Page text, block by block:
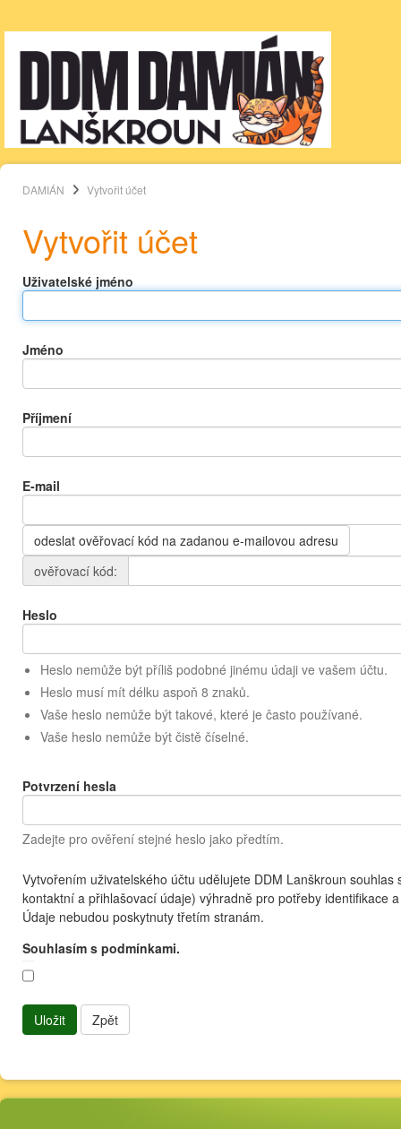
DAMIÁN Vytvořit účet
Vytvořit účet
Uživatelské jméno
Jméno
Příjmení
E-mail
odeslat ověřovací kód na zadanou e-mailovou adresu
ověřovací kód:
Heslo
Heslo nemůže být příliš podobné jinému údaji ve vašem účtu.
Heslo musí mít délku aspoň 8 znaků.
Vaše heslo nemůže být takové, které je často používané.
Vaše heslo nemůže být čistě číselné.
Potvrzení hesla
Zadejte pro ověření stejné heslo jako předtím.
Vytvořením uživatelského účtu udělujete DDM Lanškroun
kontaktní a přihlašovací údaje) výhradně pro potřeby identifikace
Údaje nebudou poskytnuty třetím stranám.
Souhlasím s podmínkami.
Uložit Zpět